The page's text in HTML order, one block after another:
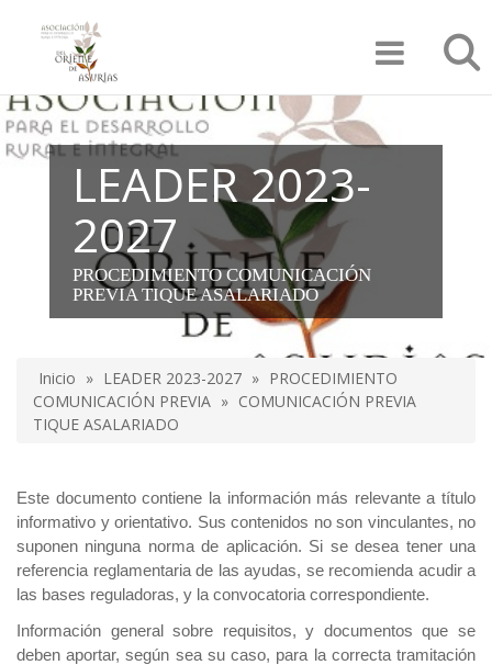
contenido
LEADER 2023-
2027
PROCEDIMIENTO COMUNICACIÓN
PREVIA TIQUE ASALARIADO
Sobrescribir
enlaces
de
ayuda
a
la
navegación
Inicio LEADER 2023-2027
PROCEDIMIENTO
COMUNICACIÓN PREVIA
COMUNICACIÓN PREVIA
TIQUE ASALARIADO
Este documento contiene la información más relevante a título
informativo y orientativo. Sus contenidos no son vinculantes, no
suponen ninguna norma de aplicación. Si se desea tener una
referencia reglamentaria de las ayudas, se recomienda acudir a
las bases reguladoras, y la convocatoria correspondiente.
Información general sobre requisitos, y documentos que se
deben aportar, según sea su caso, para la correcta tramitación